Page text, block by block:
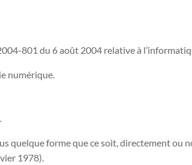
801 du 6 août 2004 relative à
numérique.
quelque forme que ce soit, directement ou
1978).